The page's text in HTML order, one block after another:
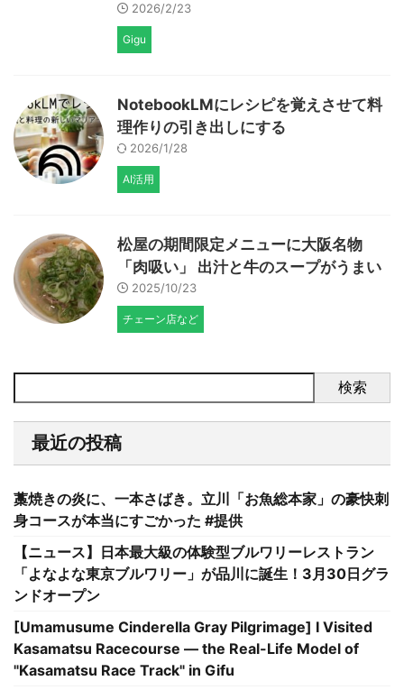
2026/2/23
Gigu
NotebookLMにレシピを覚えさせて料
理作りの引き出しにする
2026/1/28
AI活用
松屋の期間限定メニューに大阪名物
「肉吸い」 出汁と牛のスープがうまい
2025/10/23
チェーン店など
検索
最近の投稿
藁焼きの炎に、一本さばき。立川「お魚総本家」の豪快刺
身コースが本当にすごかった #提供
【ニュース】日本最大級の体験型ブルワリーレストラン
「よなよな東京ブルワリー」が品川に誕生！3月30日グラ
ンドオープン
[Umamusume Cinderella Gray Pilgrimage] I Visited
Kasamatsu Racecourse — the Real-Life Model of
"Kasamatsu Race Track" in Gifu